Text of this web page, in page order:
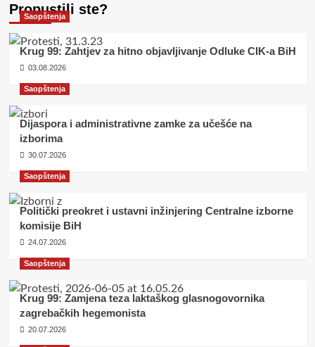
Propustili ste?
Saopštenja
Krug 99: Zahtjev za hitno objavljivanje Odluke CIK-a BiH
03.08.2026
Saopštenja
Dijaspora i administrativne zamke za učešće na
izborima
30.07.2026
Saopštenja
Politički preokret i ustavni inžinjering Centralne izborne
komisije BiH
24.07.2026
Saopštenja
Krug 99: Zamjena teza laktaškog glasnogovornika
zagrebačkih hegemonista
20.07.2026